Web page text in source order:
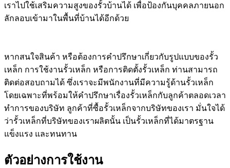
เราไปใช้เสริมความสูงของรั้วบ้านได้ เพื่อป้องกันบุคคลภายนอก
ลักลอบเข้ามาในพื้นที่บ้านได้อีกด้วย
หากสนใจสินค้า หรือต้องการคำปรึกษาเกี่ยวกับรูปแบบของรั้ว
เหล็ก การใช้งานรั้วเหล็ก หรือการติดตั้งรั้วเหล็ก ท่านสามารถ
ติดต่อสอบถามได้ ซึ่งเราจะมีพนักงานที่มีความรู้ด้านรั้วเหล็ก
โดยเฉพาะที่พร้อมให้คำปรึกษาเรื่องรั้วเหล็กกับลูกค้าตลอดเวลา
ทำการของบริษัท ลูกค้าที่ซื้อรั้วเหล็กจากบริษัทของเรา มั่นใจได้
ว่ารั้วเหล็กที่บริษัทของเราผลิตนั้น เป็นรั้วเหล็กที่ได้มาตรฐาน
แข็งแรง และทนทาน
ตัวอย่างการใช้งาน